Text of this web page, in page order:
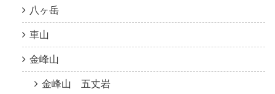
八ヶ岳
車山
金峰山
金峰山 五丈岩